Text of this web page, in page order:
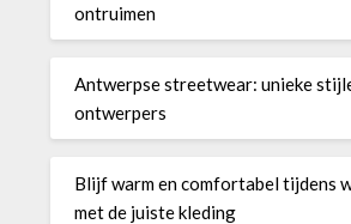
ontruimen
Antwerpse streetwear: unieke
ontwerpers
Blijf warm en comfortabel tijdens
met de juiste kleding